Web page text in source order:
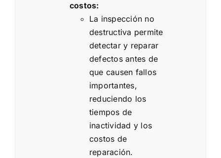
costos:
La inspección no
destructiva permite
detectar y reparar
defectos antes de
que causen fallos
importantes,
reduciendo los
tiempos de
inactividad y los
costos de
reparación.